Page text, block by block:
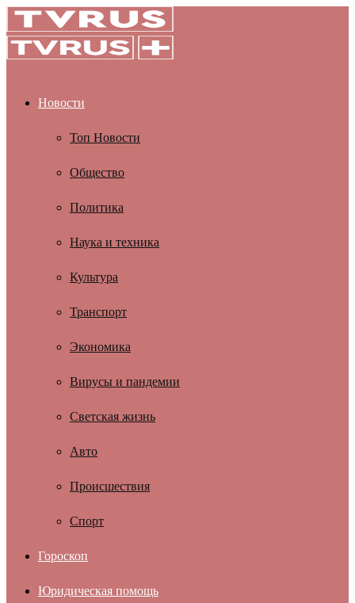
Новости
Топ Новости
Общество
Политика
Наука и техника
Культура
Транспорт
Экономика
Вирусы и пандемии
Светская жизнь
Авто
Происшествия
Спорт
Гороскоп
Юридическая помощь